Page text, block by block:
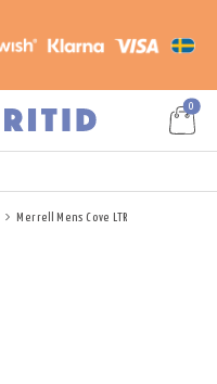
0
Merrell Mens Cove LTR